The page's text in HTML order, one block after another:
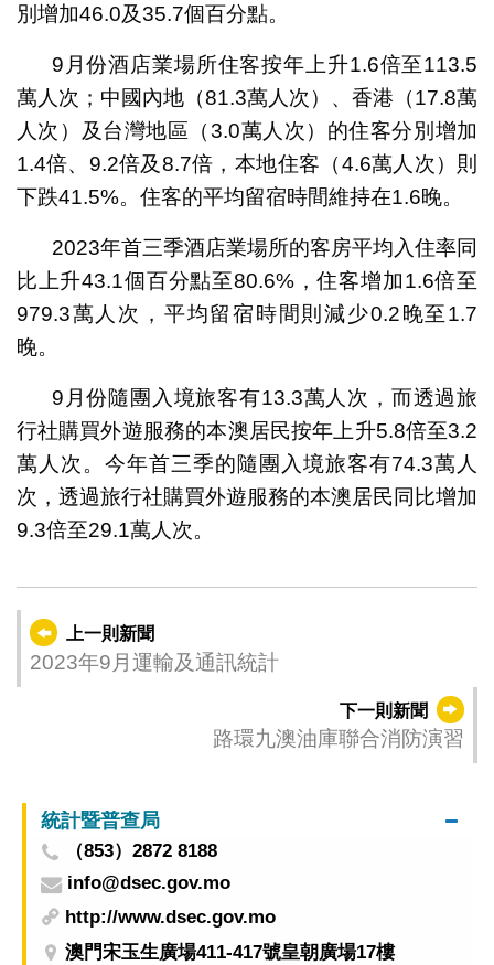
別增加46.0及35.7個百分點。
9月份酒店業場所住客按年上升1.6倍至113.5
萬人次；中國內地（81.3萬人次）、香港（17.8萬
人次）及台灣地區（3.0萬人次）的住客分別增加
1.4倍、9.2倍及8.7倍，本地住客（4.6萬人次）則
下跌41.5%。住客的平均留宿時間維持在1.6晚。
2023年首三季酒店業場所的客房平均入住率同
比上升43.1個百分點至80.6%，住客增加1.6倍至
979.3萬人次，平均留宿時間則減少0.2晚至1.7
晚。
9月份隨團入境旅客有13.3萬人次，而透過旅
行社購買外遊服務的本澳居民按年上升5.8倍至3.2
萬人次。今年首三季的隨團入境旅客有74.3萬人
次，透過旅行社購買外遊服務的本澳居民同比增加
9.3倍至29.1萬人次。
上一則新聞
2023年9月運輸及通訊統計
下一則新聞
路環九澳油庫聯合消防演習
統計暨普查局
（853）2872 8188
info@dsec.gov.mo
http://www.dsec.gov.mo
澳門宋玉生廣場411-417號皇朝廣場17樓